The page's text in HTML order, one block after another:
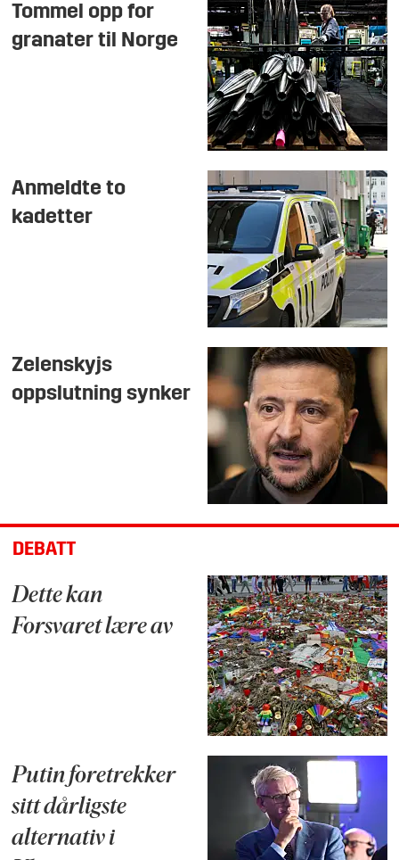
Tommel opp for
granater til Norge
Anmeldte to
kadetter
Zelenskyjs
oppslutning synker
DEBATT
Dette kan
Forsvaret lære av
Putin foretrekker
sitt dårligste
alternativ i